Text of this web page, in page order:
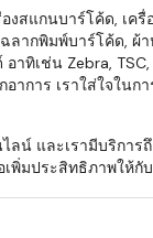
สแกนบาร์โค้ด, เค
ลากพิมพ์บาร์โค้ด,
น Zebra, TSC,
การ เราใส่ใจใน
และเรามีบริการ
มประสิทธิภาพให้กั